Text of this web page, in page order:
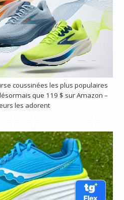
coussinées les plus populaires
que 119 $ sur Amazon –
les adorent